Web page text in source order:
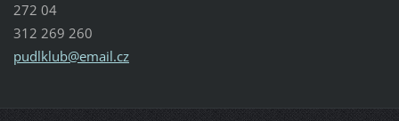
272 04
312 269 260
pudlklub@email.cz